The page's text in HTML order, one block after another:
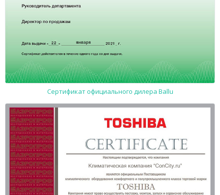
Сертификат официального дилера Ballu